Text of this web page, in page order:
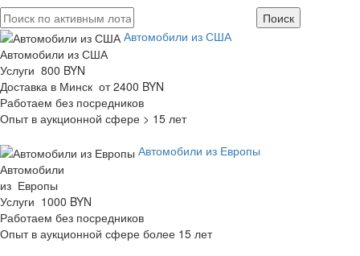
Автомобили из США
Автомобили из США
Услуги 800 BYN
Доставка в Минск от 2400 BYN
Работаем без посредников
Опыт в аукционной сфере > 15 лет
Автомобили из Европы
Автомобили
из Европы
Услуги 1000 BYN
Работаем без посредников
Опыт в аукционной сфере более 15 лет